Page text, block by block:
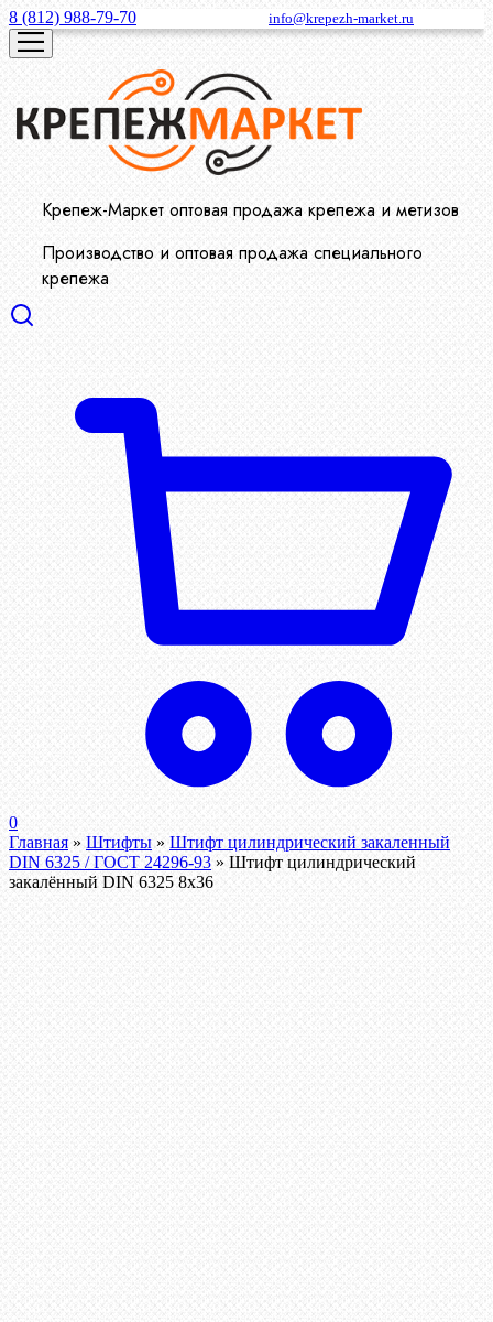
8 (812) 988-79-70 info@krepezh-market.ru
Крепеж-Маркет оптовая продажа крепежа и метизов
Производство и оптовая продажа специального
крепежа
0
Главная » Штифты » Штифт цилиндрический закаленный
DIN 6325 / ГОСТ 24296-93 » Штифт цилиндрический
закалённый DIN 6325 8х36